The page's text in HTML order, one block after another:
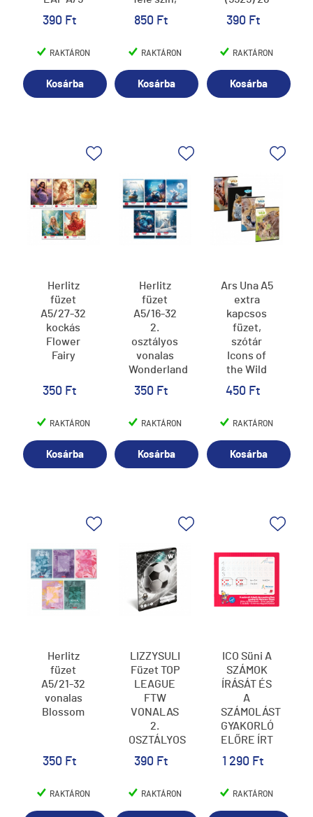
390 Ft
RAKTÁRON
Kosárba
PASTEL
850 Ft
RAKTÁRON
Kosárba
390 Ft
RAKTÁRON
Kosárba
Herlitz
füzet
A5/27-32
kockás
Flower
Fairy
350 Ft
RAKTÁRON
Kosárba
Herlitz
füzet
A5/16-32
2.
osztályos
vonalas
Wonderland
350 Ft
RAKTÁRON
Kosárba
Ars Una A5
extra
kapcsos
füzet,
szótár
Icons of
the Wild
(5492) 25
450 Ft
RAKTÁRON
Kosárba
Herlitz
füzet
A5/21-32
vonalas
Blossom
350 Ft
RAKTÁRON
LIZZYSULI
Füzet TOP
LEAGUE
FTW
VONALAS
2.
OSZTÁLYOS
16-32 32
LAP A/5
390 Ft
RAKTÁRON
ICO Süni A
SZÁMOK
ÍRÁSÁT ÉS
A
SZÁMOLÁST
GYAKORLÓ
ELŐRE ÍRT
MEIXNER
SULIKÉSZ
OSZTÁLYOS
10-ES
1 290 Ft
RAKTÁRON